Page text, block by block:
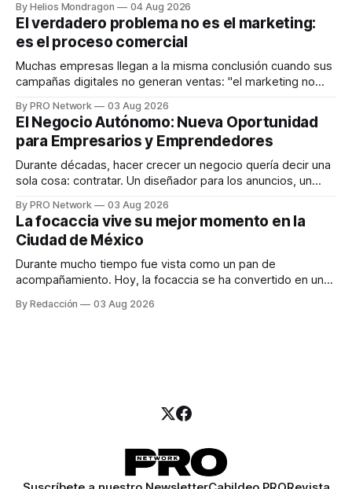
dispositivos inteligentes, inteligencia artificial y monitoreo
en tiempo real para ayudar a las personas a tomar mejores
decisiones sobre su salud metabólica. Su propuesta busca
responder
By Helios Mondragon 04 Aug 2026
El verdadero problema no es el marketing:
es el proceso comercial
Muchas empresas llegan a la misma conclusión cuando sus
campañas digitales no generan ventas: "el marketing no
INTERIUS, el problema suele estar en otro lugar. Durante
una entrevista para el podcast SER PRO, el especialista en
marketing digital explicó que
By PRO Network 03 Aug 2026
El Negocio Autónomo: Nueva Oportunidad
para Empresarios y Emprendedores
Durante décadas, hacer crecer un negocio quería decir una
sola cosa: contratar. Un diseñador para los anuncios, un
para los textos, alguien que supiera de publicidad digital
para encontrar prospectos, un vendedor para atender
llamadas y mensajes, y —con suerte— una persona
By PRO Network 03 Aug 2026
La focaccia vive su mejor momento en la
Ciudad de México
Durante mucho tiempo fue vista como un pan de
acompañamiento. Hoy, la focaccia se ha convertido en uno
artesanal, ingredientes de calidad y experiencias que
By Redacción 03 Aug 2026